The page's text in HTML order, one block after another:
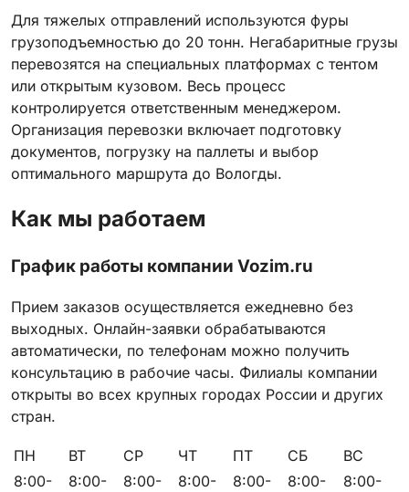
Для тяжелых отправлений используются фуры
грузоподъемностью до 20 тонн. Негабаритные грузы
перевозятся на специальных платформах с тентом
или открытым кузовом. Весь процесс
контролируется ответственным менеджером.
Организация перевозки включает подготовку
документов, погрузку на паллеты и выбор
оптимального маршрута до Вологды.
Как мы работаем
График работы компании Vozim.ru
Прием заказов осуществляется ежедневно без
выходных. Онлайн-заявки обрабатываются
автоматически, по телефонам можно получить
консультацию в рабочие часы. Филиалы компании
открыты во всех крупных городах России и других
стран.
ПН ВТ СР ЧТ ПТ СБ
ВС
8:00-
8:00-
8:00-
8:00-
8:00-
8:00-
8:00-